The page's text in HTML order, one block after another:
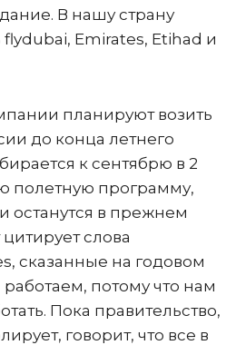
В нашу страну
Emirates, Etihad и
планируют возить
до конца летнего
к сентябрю в 2
полетную программу,
останутся в прежнем
слова
сказанные на годовом
потому что нам
Пока правительство,
говорит, что все в